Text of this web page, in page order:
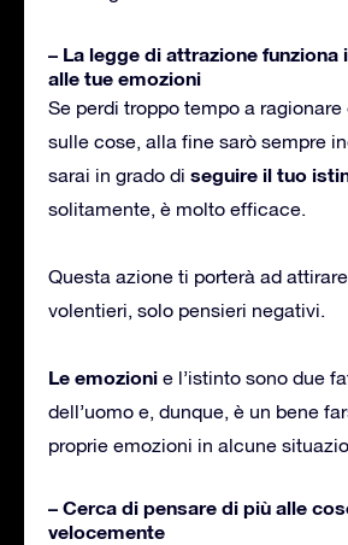
– La legge di attrazione funziona
alle tue emozioni
Se perdi troppo tempo a
sulle cose, alla fine sarò sempre
sarai in grado di seguire il tuo
solitamente, è molto efficace.
Questa azione ti porterà ad
volentieri, solo pensieri negativi.
Le emozioni e l’istinto sono due
dell’uomo e, dunque, è un bene
proprie emozioni in alcune
– Cerca di pensare di più alle
velocemente